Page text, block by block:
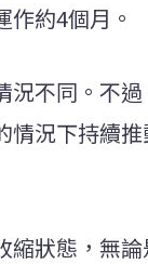
約4個月。
況不同。不
情況下持續
縮狀態，無